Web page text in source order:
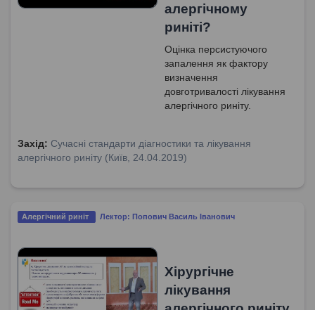
алергічному
риніті?
Оцінка персистуючого
запалення як фактору
визначення
довготривалості лікування
алергічного риніту.
рамках індивідуалізації
лікування та визначення
Ступенева терапія
риніту.
Захід: Сучасні стандарти діагностики та лікування
алергічного риніту (Київ, 24.04.2019)
Алергічний риніт Лектор: Попович Василь Іванович
Хірургічне
лікування